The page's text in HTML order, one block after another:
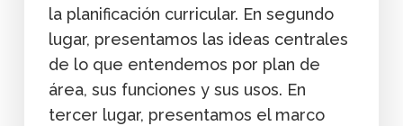
la planificación curricular. En segundo
lugar, presentamos las ideas centrales
de lo que entendemos por plan de
área, sus funciones y sus usos. En
tercer lugar, presentamos el marco